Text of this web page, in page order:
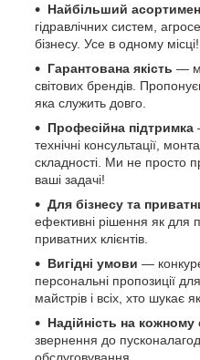
Найбільший
гідравлічних систем,
бізнесу. Усе в одному місці!
Гарантована якість —
світових брендів.
яка служить довго.
Професійна підтримка
технічні консультації,
складності. Ми не просто
ваші задачі!
Для бізнесу та
ефективні рішення як для
приватних клієнтів.
Вигідні умови —
персональні пропозиції
майстрів і всіх, хто шукає
Надійність на кожному
звернення до
обслуговування.